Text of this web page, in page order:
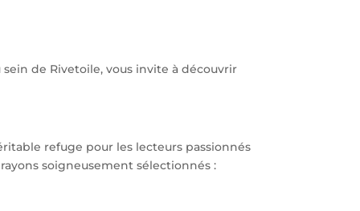
sein de Rivetoile, vous invite à découvrir
refuge pour les lecteurs passionnés
soigneusement sélectionnés :